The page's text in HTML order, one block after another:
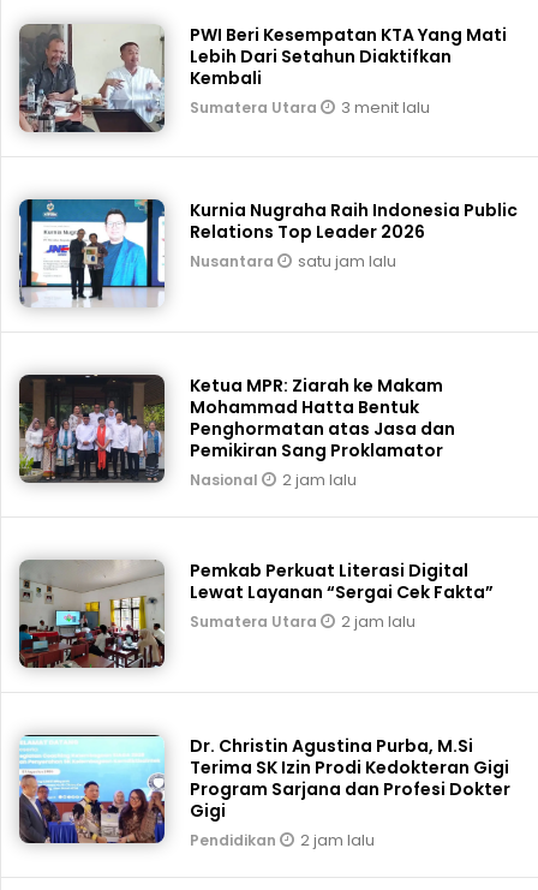
PWI Beri Kesempatan KTA Yang Mati
Lebih Dari Setahun Diaktifkan
Kembali
Sumatera Utara 3 menit lalu
Kurnia Nugraha Raih Indonesia Public
Relations Top Leader 2026
Nusantara satu jam lalu
Ketua MPR: Ziarah ke Makam
Mohammad Hatta Bentuk
Penghormatan atas Jasa dan
Pemikiran Sang Proklamator
Nasional 2 jam lalu
Pemkab Perkuat Literasi Digital
Lewat Layanan “Sergai Cek Fakta”
Sumatera Utara 2 jam lalu
Dr. Christin Agustina Purba, M.Si
Terima SK Izin Prodi Kedokteran Gigi
Program Sarjana dan Profesi Dokter
Gigi
Pendidikan 2 jam lalu